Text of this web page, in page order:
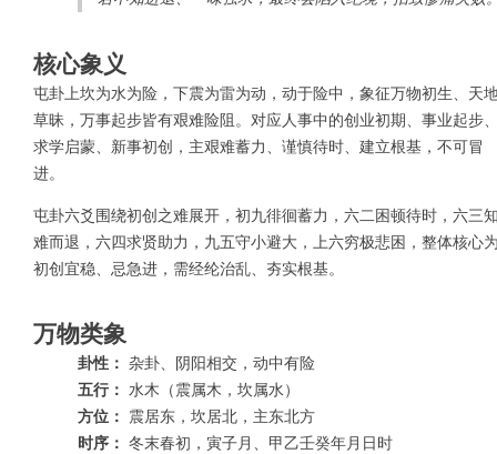
核心象义
屯卦上坎为水为险，下震为雷为动，动于险中，象征万物初生、天
草昧，万事起步皆有艰难险阻。对应人事中的创业初期、事业起步
求学启蒙、新事初创，主艰难蓄力、谨慎待时、建立根基，不可冒
进。
屯卦六爻围绕初创之难展开，初九徘徊蓄力，六二困顿待时，六三
难而退，六四求贤助力，九五守小避大，上六穷极悲困，整体核心
初创宜稳、忌急进，需经纶治乱、夯实根基。
万物类象
卦性： 杂卦、阴阳相交，动中有险
五行： 水木（震属木，坎属水）
方位：
震居东，坎居北，主东北方
时序： 冬末春初，寅子月、甲乙壬癸年月日时